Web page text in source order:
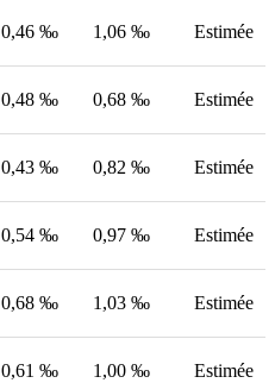
0,46 ‰ 1,06 ‰ Estimée
0,48 ‰ 0,68 ‰ Estimée
0,43 ‰ 0,82 ‰ Estimée
0,54 ‰ 0,97 ‰ Estimée
0,68 ‰ 1,03 ‰ Estimée
0,61 ‰ 1,00 ‰ Estimée